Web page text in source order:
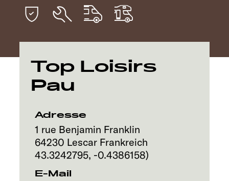
Konfigurator
Fahrzeugfinder
Fahrzeugbörse
Explore
Service
Top Loisirs
Pau
Adresse
1 rue Benjamin Franklin
64230 Lescar Frankreich
43.3242795, -0.4386158)
E-Mail